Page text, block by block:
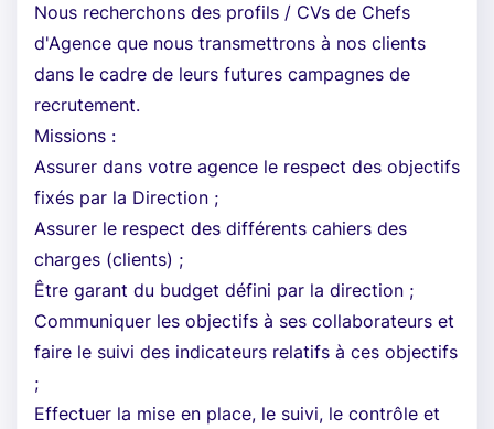
Nous recherchons des profils / CVs de Chefs
d'Agence que nous transmettrons à nos clients
dans le cadre de leurs futures campagnes de
recrutement.
Missions :
Assurer dans votre agence le respect des objectifs
fixés par la Direction ;
Assurer le respect des différents cahiers des
charges (clients) ;
Être garant du budget défini par la direction ;
Communiquer les objectifs à ses collaborateurs et
faire le suivi des indicateurs relatifs à ces objectifs
;
Effectuer la mise en place, le suivi, le contrôle et